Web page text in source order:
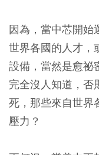
因為，當中芯開始
世界各國的人才，
設備，當然是愈祕
完全沒人知道，否
死，那些來自世界
壓力？